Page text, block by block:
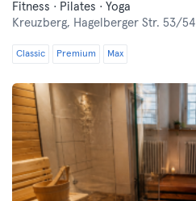
Fitness · Pilates · Yoga
Kreuzberg, Hagelberger Str. 53/54
Classic Premium Max